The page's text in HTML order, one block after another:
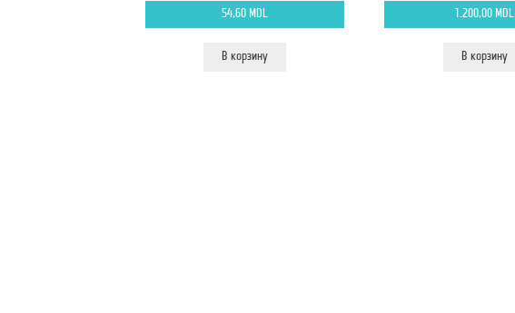
54,60MDL
В корзину
1.200,00 MDL
В корзину